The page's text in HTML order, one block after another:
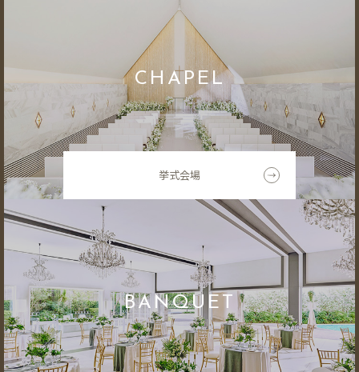
CHAPEL
挙式会場
BANQUET